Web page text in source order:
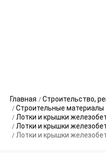
Главная
Строительство,
Строительные материалы
Лотки и крышки
Лотки и крышки
Лотки и крышки